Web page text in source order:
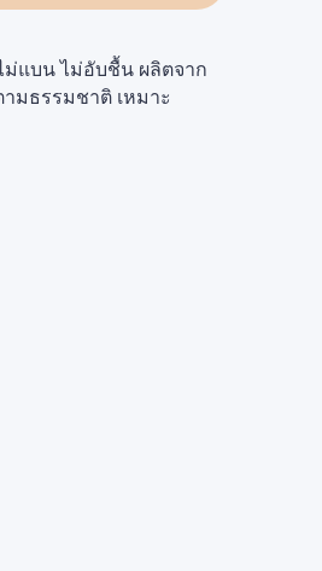
แบน ไม่อับชื้น ผลิตจาก
มธรรมชาติ เหมาะ